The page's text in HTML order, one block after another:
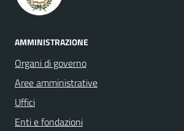
AMMINISTRAZIONE
Organi di governo
Aree amministrative
Uffici
Enti e fondazioni